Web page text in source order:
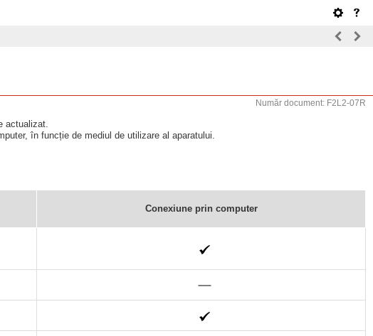
Număr document: F2L2-07R
actualizat.
în funcție de mediul de utilizare al aparatului.
Conexiune prin computer